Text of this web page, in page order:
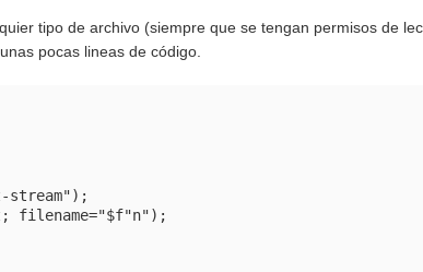
tipo de archivo (siempre que se tengan permisos de
pocas lineas de código.
stream");
filename="$f"n");